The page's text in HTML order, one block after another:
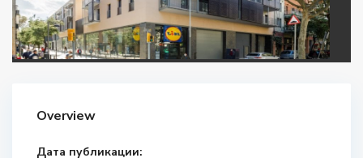
Overview
Дата публикации: